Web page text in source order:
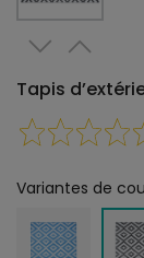
Tapis
Variantes de